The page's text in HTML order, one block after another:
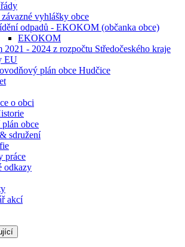
vyhlášky obce
odpadů - EKOKOM (občanka obce)
EKOKOM
2021 - 2024 z rozpočtu Středočeského kraje
EU
plán obce Hudčice
o obci
obce
sdružení
práce
odkazy
akcí